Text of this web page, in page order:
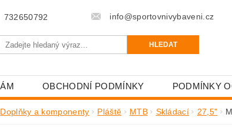
732650792 info@sportovnivybaveni.cz
OBCHODNÍ PODMÍNKY PODMÍNKY
Doplňky a komponenty Pláště MTB Skládací 27,5"